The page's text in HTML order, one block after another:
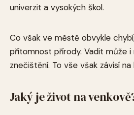
univerzit a vysokých škol.
Co však ve městě obvykle
přítomnost přírody. Vadit může i
znečištění. To vše však závisí
Jaký je život na